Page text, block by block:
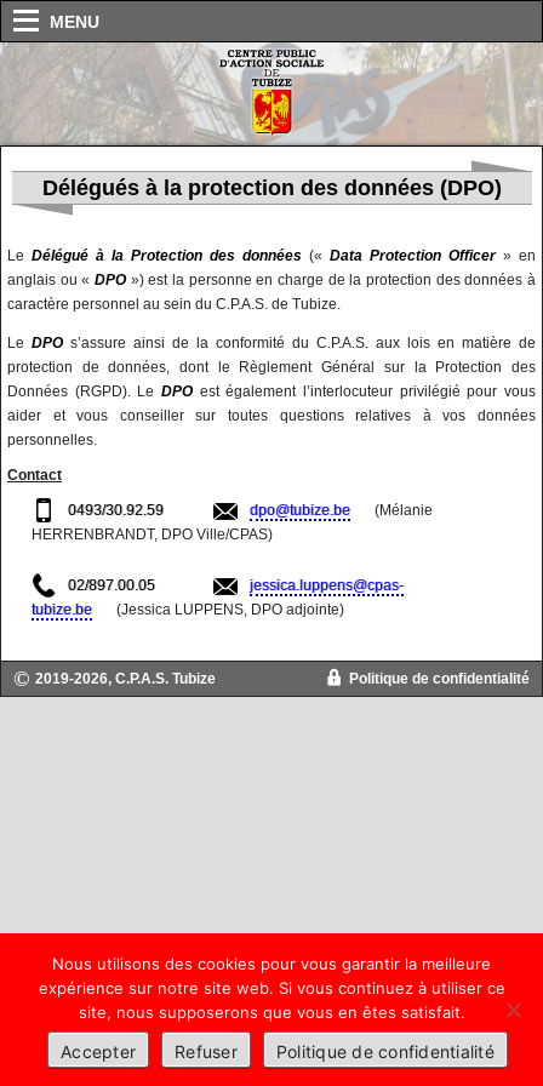
MENU
Délégués à la protection des données (DPO)
Le Délégué à la Protection des données (« Data Protection Officer» en
anglais ou « DPO») est la personne en charge de la protection des données à
caractère personnel au sein du C.P.A.S. de Tubize.
Le DPO s’assure ainsi de la conformité du C.P.A.S. aux lois en matière de
protection de données, dont le Règlement Général sur la Protection des
Données (RGPD). Le DPOest également l’interlocuteur privilégié pour vous
aider et vous conseiller sur toutes questions relatives à vos données
personnelles.
Contact
0493/30.92.59 dpo@tubize.be
(Mélanie
HERRENBRANDT, DPO Ville/CPAS)
02/897.00.05
jessica.luppens@cpas-
tubize.be
(Jessica LUPPENS, DPO adjointe)
2019-2026, C.P.A.S. Tubize Politique de confidentialité
Nous utilisons des cookies pour vous garantir la meilleure
expérience sur notre site web. Si vous continuez à utiliser ce
site, nous supposerons que vous en êtes satisfait.
Accepter Refuser Politique de confidentialité